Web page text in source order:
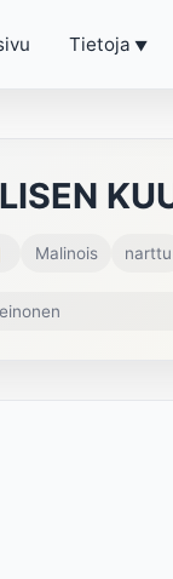
Tietoja
Malinois narttu